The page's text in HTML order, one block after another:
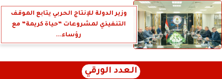
وزير الدولة للإنتاج الحربي يتابع الموقف
التنفيذي لمشروعات ”حياة كريمة” مع
رؤساء...
العدد الورقي